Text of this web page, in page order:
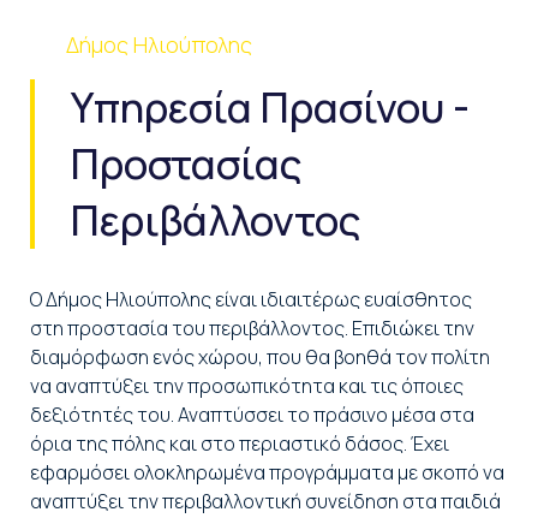
Δήμος Ηλιούπολης
Υπηρεσία Πρασίνου -
Προστασίας
Περιβάλλοντος
Ο Δήμος Ηλιούπολης είναι ιδιαιτέρως ευαίσθητος
στη προστασία του περιβάλλοντος. Επιδιώκει την
διαμόρφωση ενός χώρου, που θα βοηθά τον πολίτη
να αναπτύξει την προσωπικότητα και τις όποιες
δεξιότητές του. Αναπτύσσει το πράσινο μέσα στα
όρια της πόλης και στο περιαστικό δάσος. Έχει
εφαρμόσει ολοκληρωμένα προγράμματα με σκοπό να
αναπτύξει την περιβαλλοντική συνείδηση στα παιδιά